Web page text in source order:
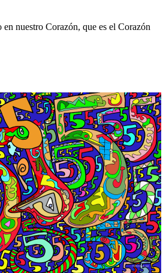
nuestro Corazón, que es el Corazón